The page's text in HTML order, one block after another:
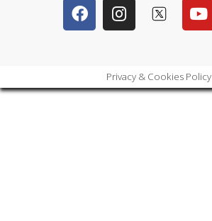
Privacy & Cookies Policy